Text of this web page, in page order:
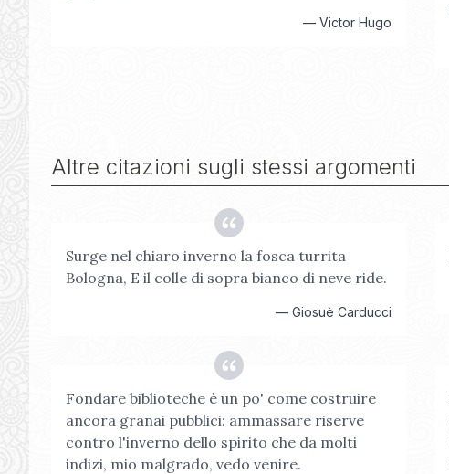
—Victor Hugo
Altre citazioni sugli stessi argomenti
Surge nel chiaro inverno la fosca turrita
Bologna, E il colle di sopra bianco di neve ride.
—Giosuè Carducci
Fondare biblioteche è un po' come costruire
ancora granai pubblici: ammassare riserve
contro l'inverno dello spirito che da molti
indizi, mio malgrado, vedo venire.